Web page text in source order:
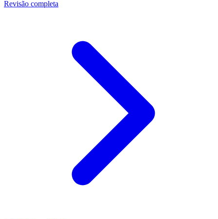
Revisão completa